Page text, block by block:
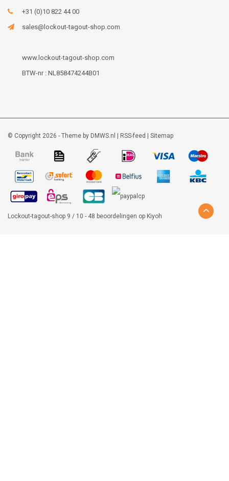
+31 (0)10 822 44 00
sales@lockout-tagout-shop.com
www.lockout-tagout-shop.com
BTW-nr : NL858474244B01
© Copyright 2026 - Theme by DMWS.nl RSS-feed Sitemap
Lockout-tagout-shop 9 / 10 - 48 beoordelingen op Kiyoh